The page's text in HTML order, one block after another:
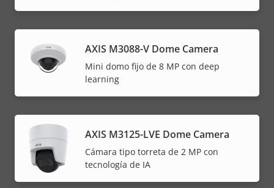
AXIS M3088-V Dome Camera
Mini domo fijo de 8 MP con deep
learning
AXIS M3125-LVE Dome Camera
Cámara tipo torreta de 2 MP con
tecnología de IA